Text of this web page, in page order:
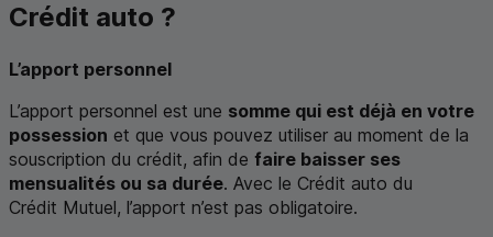
Crédit auto ?
L’apport personnel
L’apport personnel est une somme qui est déjà en votre
possession et que vous pouvez utiliser au moment de la
souscription du crédit, afin de faire baisser ses
mensualités ou sa durée. Avec le Crédit auto du
Crédit Mutuel, l’apport n’est pas obligatoire.